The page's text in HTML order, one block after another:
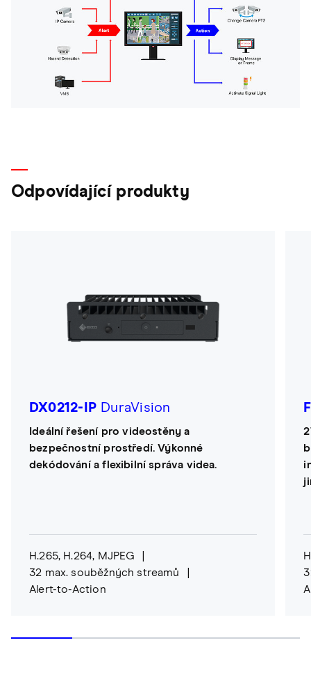
Odpovídající produkty
DX0212-IPDuraVision
Ideální řešení pro videostěny a
bezpečnostní prostředí. Výkonné
dekódování a flexibilní správa videa.
H.265, H.264, MJPEG
32 max. souběžných streamů
Alert-to-Action